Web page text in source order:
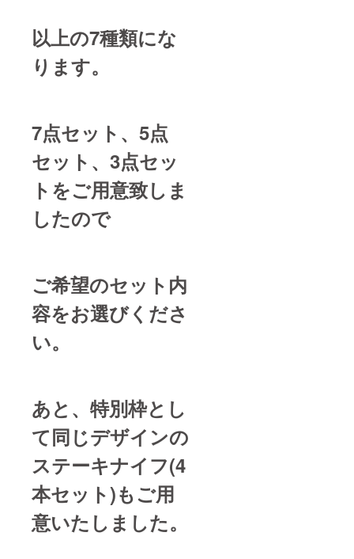
以上の7種類にな
ります。
7点セット、5点
セット、3点セッ
トをご用意致しま
したので
ご希望のセット内
容をお選びくださ
い。
あと、特別枠とし
て同じデザインの
ステーキナイフ(4
本セット)もご用
意いたしました。